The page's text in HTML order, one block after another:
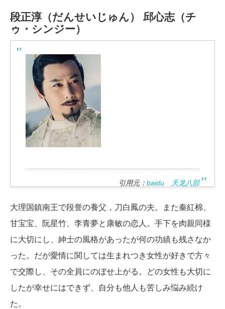
段正淳（だんせいじゅん）
邱心志（チ
ゥ・シンジー）
引用元： baidu 天龙八部
大理国鎮南王で段誉の養父，刀白鳳の夫。また秦紅棉、
甘宝宝、阮星竹、李青夢と康敏の恋人。手下を肉親同様
に大切にし、紳士の風格があったが何の功績も残さなか
った。だが愛情に関しては生まれつき女性が好きで方々
で交際し、その全員にのぼせ上がる。どの女性も大切に
したが幸せにはできず、自分も他人も苦しみ悩み続け
た。